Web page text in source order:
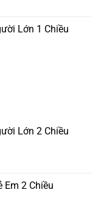
Lớn 1 Chiều
Lớn 2 Chiều
Em 2 Chiều